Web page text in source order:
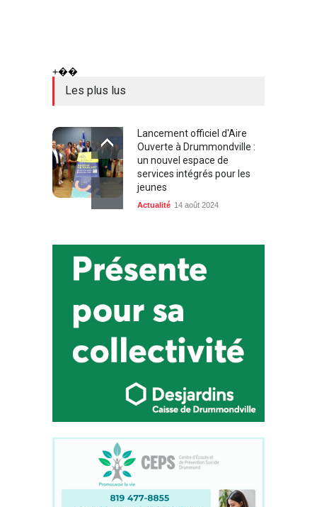
+��
Les plus lus
Lancement officiel d'Aire
Ouverte à Drummondville :
un nouvel espace de
services intégrés pour les
jeunes
Actualité 14 août 2024